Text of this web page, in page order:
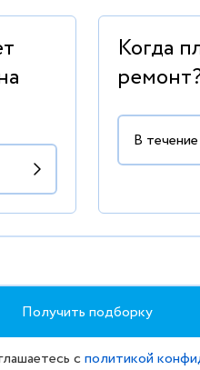
Когда
Получить подборку
сполитикой